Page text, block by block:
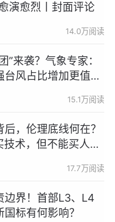
演愈烈丨封面评论
14.0万阅读
”来袭？气象专家：
台风占比增加更值得
15.1万阅读
，伦理底线何在？
技术，但不能买人格
17.7万阅读
边界！首部L3、L4
标有何影响？